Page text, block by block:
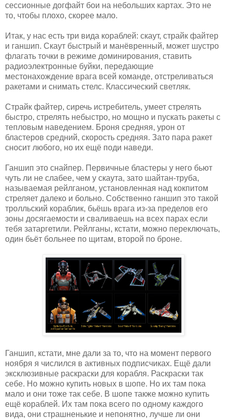
сессионные догфайт бои на небольших картах. Это не
то, чтобы плохо, скорее мало.
Итак, у нас есть три вида кораблей: скаут, страйк файтер
и ганшип. Скаут быстрый и манёвренный, может шустро
флагать точки в режиме доминирования, ставить
радиоэлектронные буйки, передающие
местонахождение врага всей команде, отстреливаться
ракетами и снимать стелс. Классический светляк.
Страйк файтер, сиречь истребитель, умеет стрелять
быстро, стрелять небыстро, но мощно и пускать ракеты с
тепловым наведением. Броня средняя, урон от
бластеров средний, скорость средняя. Зато пара ракет
сносит любого, но их ещё поди наведи.
Ганшип это снайпер. Первичные бластеры у него бьют
чуть ли не слабее, чем у скаута, зато шайтан-труба,
называемая рейлганом, установленная над кокпитом
стреляет далеко и больно. Собственно ганшип это такой
тролльский кораблик, бьёшь врага из-за пределов его
зоны досягаемости и сваливаешь на всех парах если
тебя затаргетили. Рейлганы, кстати, можно переключать,
один бьёт больнее по щитам, второй по броне.
Ганшип, кстати, мне дали за то, что на момент первого
ноября я числился в активных подписчиках. Ещё дали
эксклюзивные раскраски для корабля. Раскраски так
себе. Но можно купить новых в шопе. Но их там пока
мало и они тоже так себе. В шопе также можно купить
ещё кораблей. Их там пока всего по одному каждого
вида, они страшненькие и непонятно, лучше ли они